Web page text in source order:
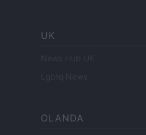
UK
News Hub UK
Lgbtq News
OLANDA